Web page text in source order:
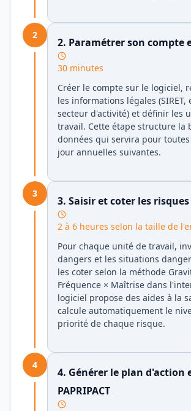
2
2. Paramétrer son compte
30 minutes
Créer le compte sur le logiciel,
les informations légales (SIRET,
secteur d'activité) et définir les
travail. Cette étape structure la
données qui servira pour toutes
jour annuelles suivantes.
3
3. Saisir et coter les risques
2 à 6 heures selon la taille de
Pour chaque unité de travail,
dangers et les situations
les coter selon la méthode
Fréquence × Maîtrise dans
logiciel propose des aides à la
calcule automatiquement le
priorité de chaque risque.
4
4. Générer le plan d'action
PAPRIPACT